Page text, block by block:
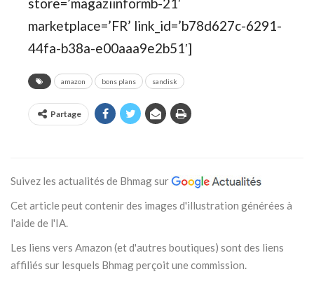
marketplace=’FR’ link_id=’b78d627c-6291-
44fa-b38a-e00aaa9e2b51′]
amazon bons plans sandisk
Partage
Suivez les actualités de Bhmag sur
Cet article peut contenir des images d'illustration générées à
l'aide de l'IA.
Les liens vers Amazon (et d'autres boutiques) sont des liens
affiliés sur lesquels Bhmag perçoit une commission.